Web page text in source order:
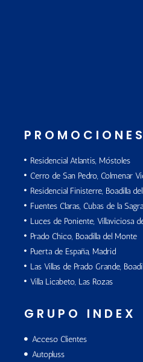
PROMOCIONES
Residencial Atlantis, Móstoles
Cerro de San Pedro, Colmenar
Residencial Finisterre, Boadilla
Fuentes Claras, Cubas de la Sagra
Luces de Poniente, Villaviciosa
Prado Chico, Boadilla del Monte
Puerta de España, Madrid
Las Villas de Prado Grande,
Villa Licabeto, Las Rozas
GRUPO INDEX
Acceso Clientes
Autopluss